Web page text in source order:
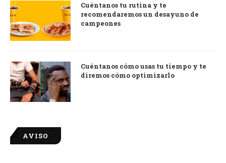
Cuéntanos tu rutina y te
recomendaremos un desayuno de
campeones
Cuéntanos cómo usas tu tiempo y te
diremos cómo optimizarlo
AVISO